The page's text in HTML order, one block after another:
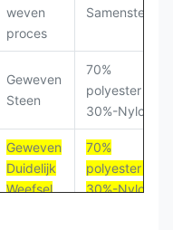
weven
proces
Samenstelling
Geweven
Steen
70%
polyester en
30%-Nylon
Geweven
Duidelijk
Weefsel
70%
polyester en
30%-Nylon